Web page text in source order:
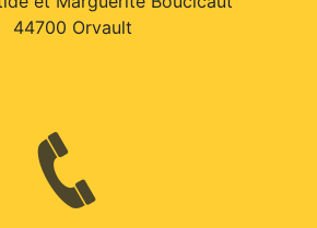
44700 Orvault